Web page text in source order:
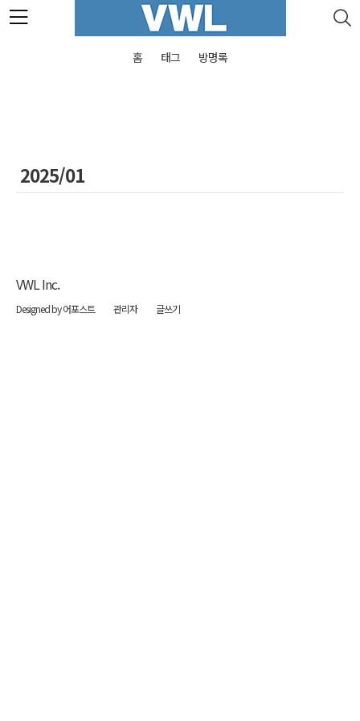
본문 바로가기
홈 태그 방명록
2025/01
VWL Inc.
Designed by 어포스트 관리자 글쓰기